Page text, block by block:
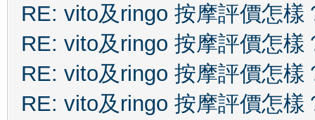
RE: vito及ringo 按摩評價怎樣
RE: vito及ringo 按摩評價怎樣
RE: vito及ringo 按摩評價怎樣
RE: vito及ringo 按摩評價怎樣